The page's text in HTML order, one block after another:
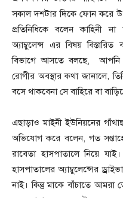
সকাল দশটার দিকে ফোন করে
প্রতিনিধিকে বলেন কাহিনী
অ্যাম্বুলেন্স এর বিষয়
বিভাগে আসতে বলছে, আপনি
রোগীর অবস্থার কথা জানালে,
বসে থাকবেনা সে বাহিরে বা
এছাড়াও মাইনী ইউনিয়নের
অভিযোগ করে বলেন, গত
রাবেতা হাসপাতালে নিয়ে
হাসপাতালের অ্যাম্বুলেন্সের
নাই। কিন্তু মাকে বাঁচাতে